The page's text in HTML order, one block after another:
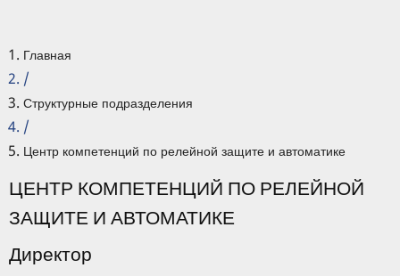
Главная
/
Структурные подразделения
/
Центр компетенций по релейной защите и автоматике
ЦЕНТР КОМПЕТЕНЦИЙ ПО РЕЛЕЙНОЙ
ЗАЩИТЕ И АВТОМАТИКЕ
Директор